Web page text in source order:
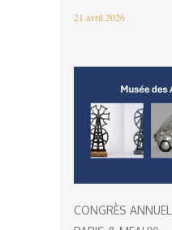
21 avril 2026
CONGRÈS